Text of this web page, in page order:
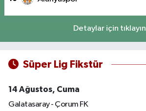
Detaylar için tıklayın
Süper Lig Fikstür
14 Ağustos, Cuma
Galatasaray - Çorum FK